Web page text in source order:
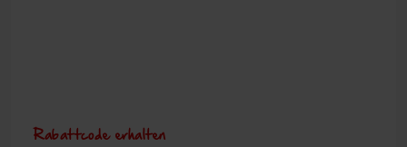
Rabattcode erhalten